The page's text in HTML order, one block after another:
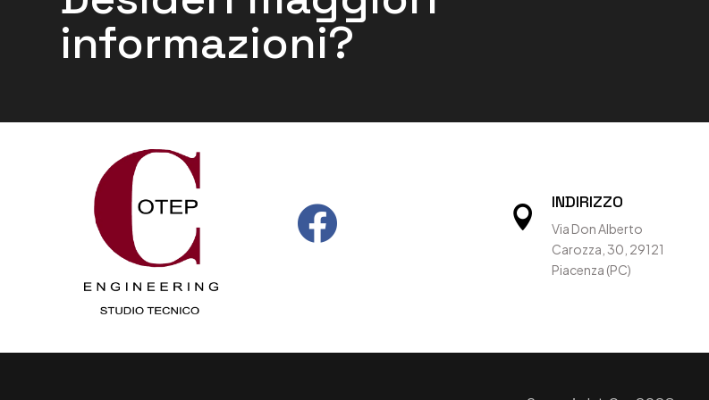
informazioni?
 
INDIRIZZO
Via Don Alberto
Carozza, 30, 29121
Piacenza (PC)